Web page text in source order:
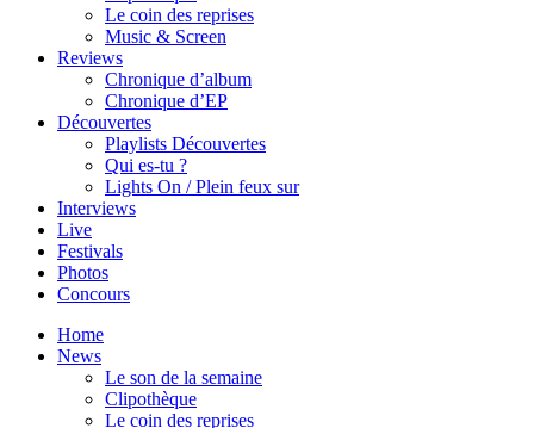
Le coin des reprises
Music & Screen
Reviews
Chronique d’album
Chronique d’EP
Découvertes
Playlists Découvertes
Qui es-tu ?
Lights On / Plein feux sur
Interviews
Live
Festivals
Photos
Concours
Home
News
Le son de la semaine
Clipothèque
Le coin des reprises